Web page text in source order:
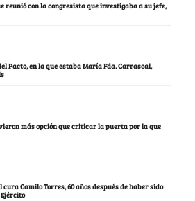
reunió con la congresista que investigaba a su jefe,
Pacto, en la que estaba María Fda. Carrascal,
más opción que criticar la puerta por la que
Camilo Torres, 60 años después de haber sido